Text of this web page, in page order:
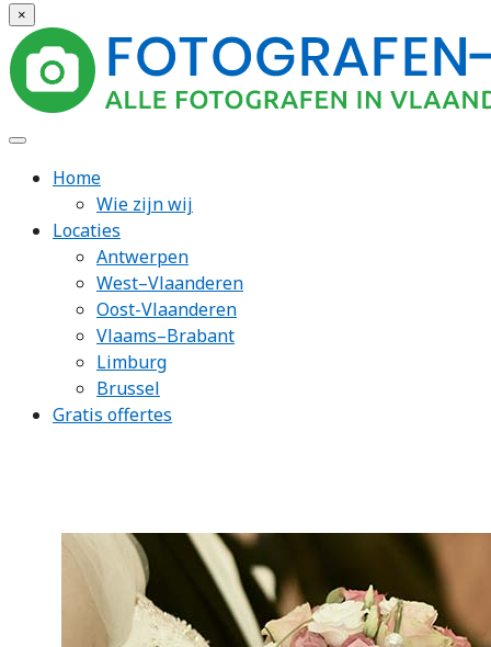
×
Home
Wie zijn wij
Locaties
Antwerpen
West–Vlaanderen
Oost-Vlaanderen
Vlaams–Brabant
Limburg
Brussel
Gratis offertes